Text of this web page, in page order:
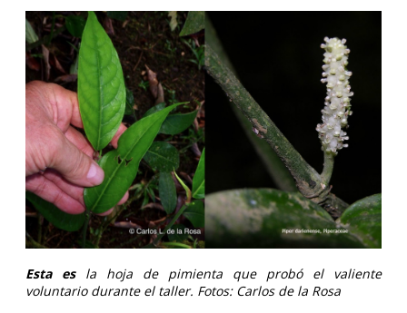
Esta esla hoja de pimienta que probó el valiente
voluntario durante el taller. Fotos: Carlos de la Rosa